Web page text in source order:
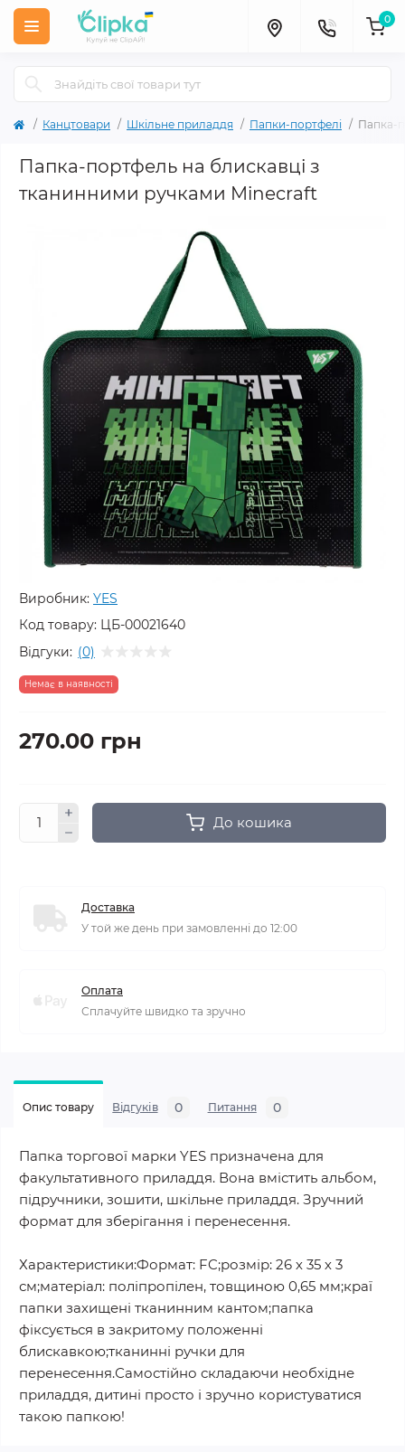
0
Канцтовари Шкільне приладдя Папки-портфелі Папка-
Папка-портфель на блискавці з
тканинними ручками Minecraft
Виробник: YES
Код товару: ЦБ-00021640
Відгуки: (0)
Немає в наявності
270.00 грн
До кошика
Доставка
У той же день при замовленні до 12:00
Оплата
Сплачуйте швидко та зручно
Опис товару Відгуків 0 Питання 0
Папка торгової марки YES призначена для
факультативного приладдя. Вона вмістить альбом,
підручники, зошити, шкільне приладдя. Зручний
формат для зберігання і перенесення.
Характеристики:Формат: FC;розмір: 26 х 35 х 3
см;матеріал: поліпропілен, товщиною 0,65 мм;краї
папки захищені тканинним кантом;папка
фіксується в закритому положенні
блискавкою;тканинні ручки для
перенесення.Самостійно складаючи необхідне
приладдя, дитині просто і зручно користуватися
такою папкою!